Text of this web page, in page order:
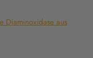
Diaminoxidase aus